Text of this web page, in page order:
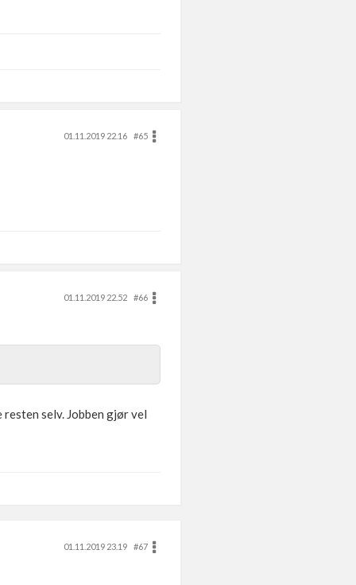
01.11.2019 22.16
#65
01.11.2019 22.52
#66
selv. Jobben gjør vel
01.11.2019 23.19
#67